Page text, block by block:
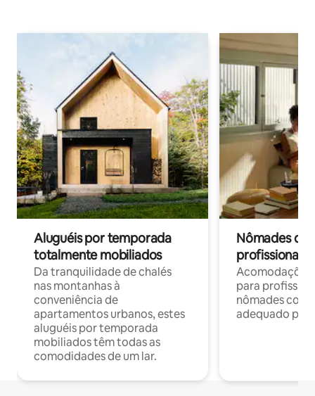
Aluguéis por temporada
totalmente mobiliados
Da tranquilidade de chalés
nas montanhas à
conveniência de
apartamentos urbanos, estes
aluguéis por temporada
mobiliados têm todas as
comodidades de um lar.
Nômades
profissionais
para
nômades com
adequado